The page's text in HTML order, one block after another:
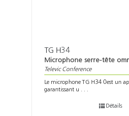
TG H34
Microphone serre-tête
Televic Conference
Le microphone TG H34 0est un
garantissant u . . .
Détails